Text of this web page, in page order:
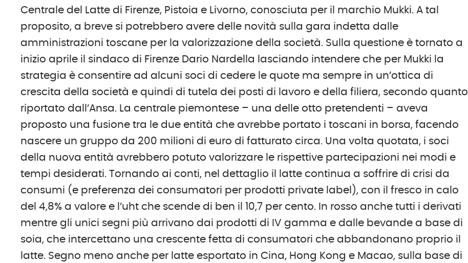
Centrale del Latte di Firenze, Pistoia e Livorno, conosciuta per il marchio Mukki. A tal
proposito, a breve si potrebbero avere delle novità sulla gara indetta dalle
amministrazioni toscane per la valorizzazione della società. Sulla questione è tornato a
inizio aprile il sindaco di Firenze Dario Nardella lasciando intendere che per Mukki la
strategia è consentire ad alcuni soci di cedere le quote ma sempre in un’ottica di
crescita della società e quindi di tutela dei posti di lavoro e della filiera, secondo quanto
riportato dall’Ansa. La centrale piemontese – una delle otto pretendenti – aveva
proposto una fusione tra le due entità che avrebbe portato i toscani in borsa, facendo
nascere un gruppo da 200 milioni di euro di fatturato circa. Una volta quotata, i soci
della nuova entità avrebbero potuto valorizzare le rispettive partecipazioni nei modi e
tempi desiderati. Tornando ai conti, nel dettaglio il latte continua a soffrire di crisi da
consumi (e preferenza dei consumatori per prodotti private label), con il fresco in calo
del 4,8% a valore e l’uht che scende di ben il 10,7 per cento. In rosso anche tutti i derivati
mentre gli unici segni più arrivano dai prodotti di IV gamma e dalle bevande a base di
soia, che intercettano una crescente fetta di consumatori che abbandonano proprio il
latte. Segno meno anche per latte esportato in Cina, Hong Kong e Macao, sulla base di